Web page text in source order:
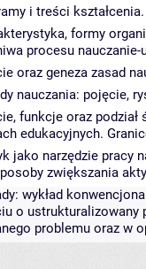
i treści
formy
procesu
oraz geneza zasad
nauczania: pojęcie,
funkcje oraz
edukacyjnych.
jako narzędzie pracy
zwiększania
wykład
o ustrukturalizowany
problemu oraz w